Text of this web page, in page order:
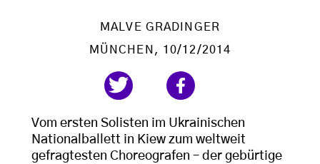
MALVE GRADINGER
MÜNCHEN , 10/12/2014
Vom ersten Solisten im Ukrainischen
Nationalballett in Kiew zum weltweit
gefragtesten Choreografen – der gebürtige